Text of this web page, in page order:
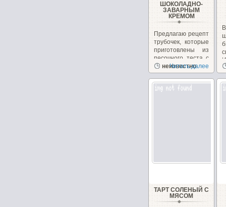
ШОКОЛАДНО-
ЗАВАРНЫМ
КРЕМОМ
Предлагаю рецепт
трубочек, которые
приготовлены из
песочного теста с
шоколадно-
заварным...
неизвестно
Читать далее
ТАРТ СОЛЕНЫЙ С
МЯСОМ